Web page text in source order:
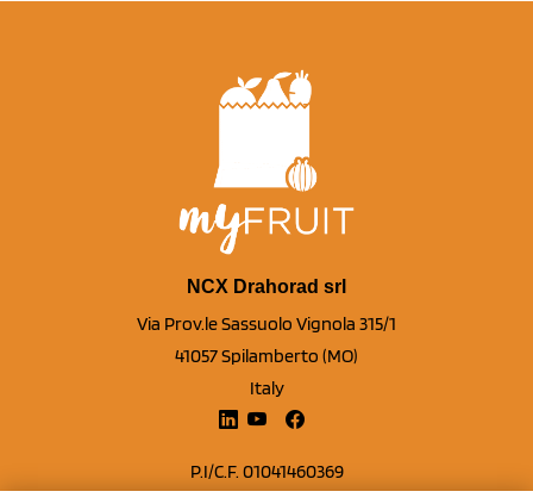
NCX Drahorad srl
Via Prov.le Sassuolo Vignola 315/1
41057 Spilamberto (MO)
Italy
P.I/C.F. 01041460369